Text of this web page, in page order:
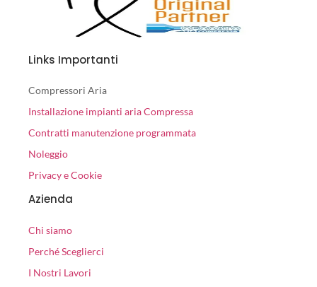
Links Importanti
Compressori Aria
Installazione impianti aria Compressa
Contratti manutenzione programmata
Noleggio
Privacy e Cookie
Azienda
Chi siamo
Perché Sceglierci
I Nostri Lavori